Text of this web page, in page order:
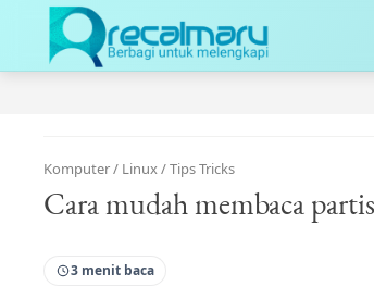
Komputer/ Linux/Tips Tricks
Cara mudah membaca
3 menit baca